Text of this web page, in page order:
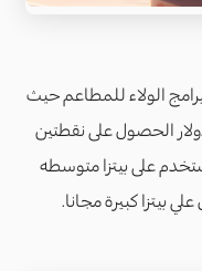
الولاء للمطاعم حيث
الحصول على نقطتين
المستخدم على بيتزا متوسطه